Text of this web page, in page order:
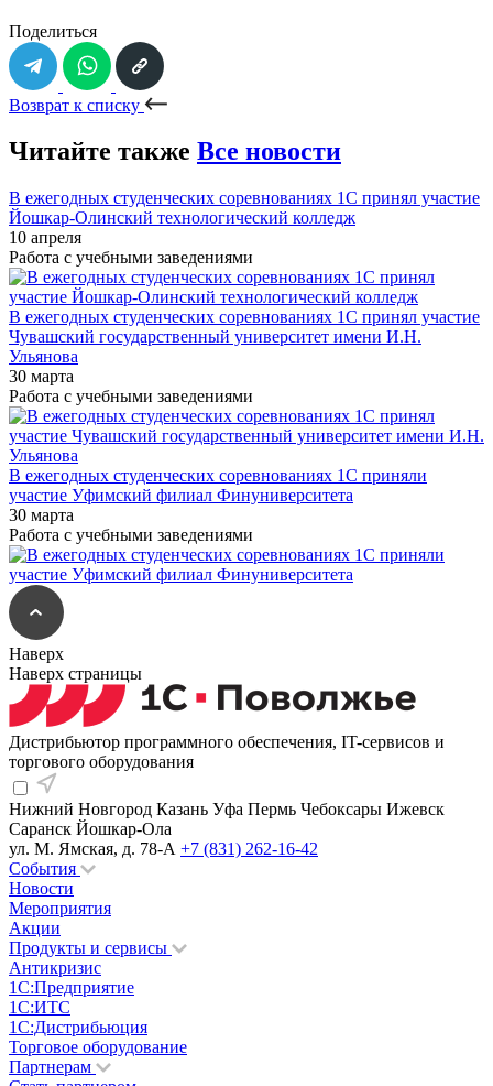
Поделиться
Возврат к списку
Читайте также Все новости
В ежегодных студенческих соревнованиях 1С принял участие
Йошкар-Олинский технологический колледж
10 апреля
Работа с учебными заведениями
В ежегодных студенческих соревнованиях 1С принял участие
Чувашский государственный университет имени И.Н.
Ульянова
30 марта
Работа с учебными заведениями
В ежегодных студенческих соревнованиях 1С приняли
участие Уфимский филиал Финуниверситета
30 марта
Работа с учебными заведениями
Наверх
Наверх страницы
Дистрибьютор программного обеспечения, IT-сервисов и
торгового оборудования
Нижний Новгород Казань Уфа Пермь Чебоксары Ижевск
Саранск Йошкар-Ола
ул. М. Ямская, д. 78-А +7 (831) 262-16-42
События
Новости
Мероприятия
Акции
Продукты и сервисы
Антикризис
1С:Предприятие
1С:ИТС
1С:Дистрибьюция
Торговое оборудование
Партнерам